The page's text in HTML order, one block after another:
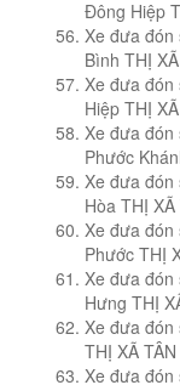
Đông Hiệp
Xe đưa đón
Bình THỊ
Xe đưa đón
Hiệp THỊ
Xe đưa đón
Phước
Xe đưa đón
Hòa THỊ
Xe đưa đón
Phước THỊ
Xe đưa đón
Hưng THỊ
Xe đưa đón
THỊ XÃ
Xe đưa đón